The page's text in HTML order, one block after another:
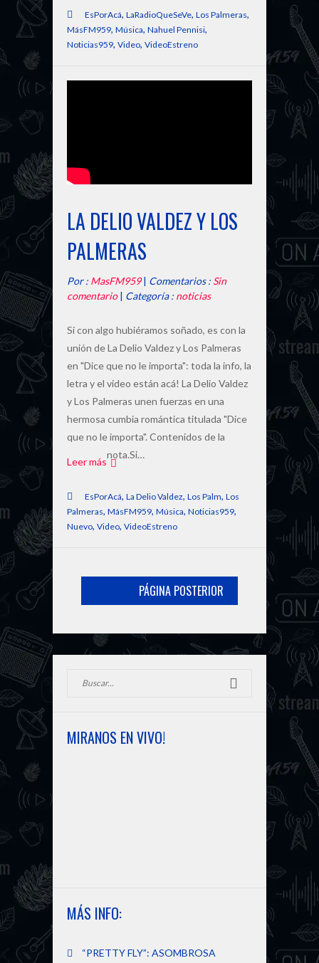
EsPorAcá, LaRadioQueSeVe, Los Palmeras,
MásFM959, Música, Nahuel Pennisi,
Noticias959, Video, VideoEstreno
LA DELIO VALDEZ Y LOS
PALMERAS
Por : MasFM959| Comentarios : Sin
comentario| Categoría : noticias
Si con algo hubiéramos soñado, es con la
unión de La Delio Valdez y Los Palmeras
en "Dice que no le importa": toda la info, la
letra y el video están acá! La Delio Valdez
y Los Palmeras unen fuerzas en una
hermosa cumbia romántica titulada "Dice
que no le importa". Contenidos de la
nota.Si…
Leer más
EsPorAcá, La Delio Valdez, Los Palm, Los
Palmeras, MásFM959, Música, Noticias959,
Nuevo, Video, VideoEstreno
PÁGINA POSTERIOR
MIRANOS EN VIVO!
MÁS INFO:
“PRETTY FLY”: ASOMBROSA